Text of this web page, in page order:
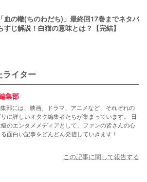
血の轍(ちのわだち)」最終回17巻までネタバ
すじ解説！白猫の意味とは？【完結】
ライター
集部
部には、映画、ドラマ、アニメなど、それぞれの
に詳しいオタク編集者たちが集まっています。 日
のエンタメメディアとして、ファンの皆さんの心
面白い記事をどんどん発信していきます！
この記事に関して報告する